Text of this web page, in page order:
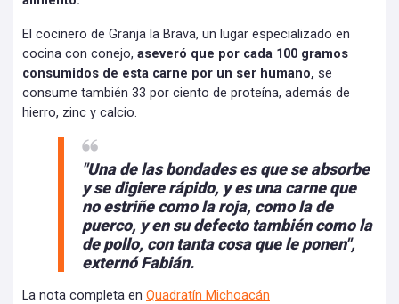
El cocinero de Granja la Brava, un lugar especializado en
cocina con conejo, aseveró que por cada 100 gramos
consumidos de esta carne por un ser humano, se
consume también 33 por ciento de proteína, además de
hierro, zinc y calcio.
"Una de las bondades es que se absorbe
y se digiere rápido, y es una carne que
no estriñe como la roja, como la de
puerco, y en su defecto también como la
de pollo, con tanta cosa que le ponen",
externó Fabián.
La nota completa en Quadratín Michoacán